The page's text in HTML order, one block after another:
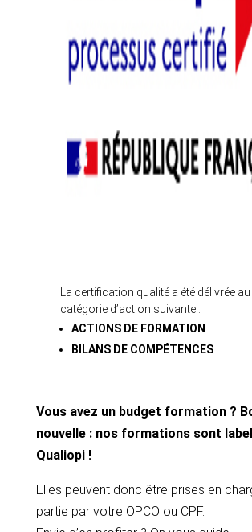
La certification qualité a été délivrée
catégorie d’action suivante :
ACTIONS DE FORMATION
BILANS DE COMPÉTENCES
Vous avez un budget formation ?
nouvelle : nos formations sont
Qualiopi !
Elles peuvent donc être prises en
partie par votre OPCO ou CPF.